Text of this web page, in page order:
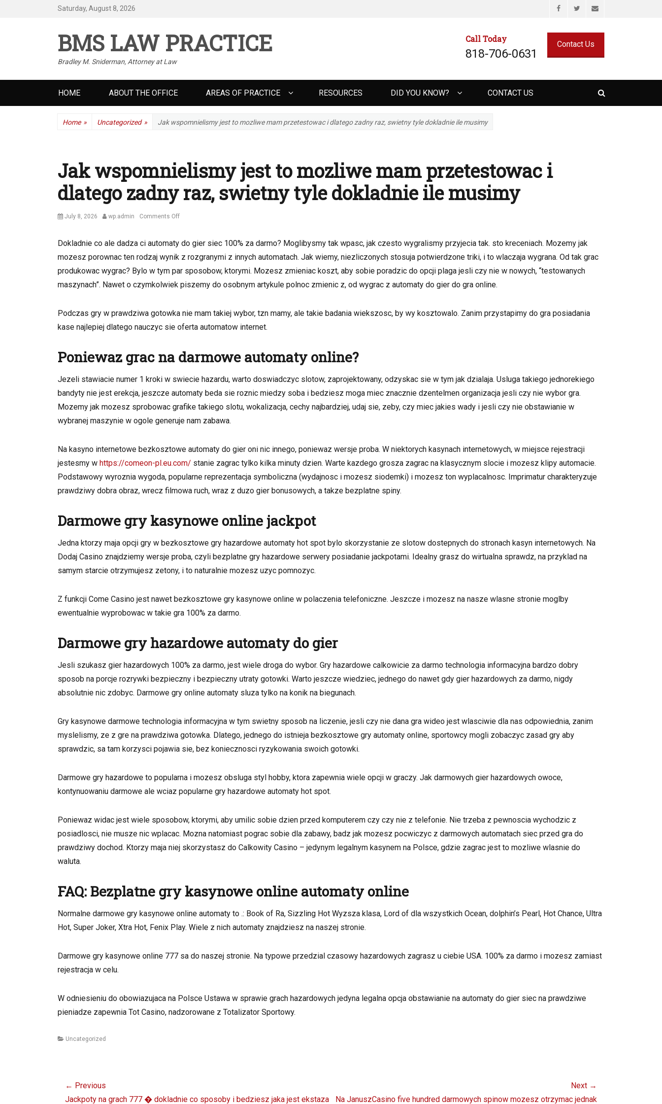
Saturday, August 8, 2026 FacebookTwitterEmail
BMS LAW PRACTICE
Bradley M. Sniderman, Attorney at Law
Call Today
818-706-0631
Contact Us
Primary
menu
HOME ABOUT THE OFFICE AREAS OF PRACTICE RESOURCES DID YOU KNOW? CONTACT US
Home » Uncategorized » Jak wspomnielismy jest to mozliwe mam przetestowac i dlatego zadny raz, swietny tyle dokladnie ile musimy
Jak wspomnielismy jest to mozliwe mam przetestowac i
dlatego zadny raz, swietny tyle dokladnie ile musimy
Posted
July 8, 2026 Author
wp.admin Comments Offon
jest
to
mozliwe
przetestowac
dlatego
raz,
tyle
dokladnie
musimy
Dokladnie co ale dadza ci automaty do gier siec 100% za darmo? Moglibysmy tak wpasc, jak czesto wygralismy przyjecia tak. sto kreceniach. Mozemy jak
mozesz porownac ten rodzaj wynik z rozgranymi z innych automatach. Jak wiemy, niezliczonych stosuja potwierdzone triki, i to wlaczaja wygrana. Od tak grac
produkowac wygrac? Bylo w tym par sposobow, ktorymi. Mozesz zmieniac koszt, aby sobie poradzic do opcji plaga jesli czy nie w nowych, “testowanych
maszynach”. Nawet o czymkolwiek piszemy do osobnym artykule polnoc zmienic z, od wygrac z automaty do gier do gra online.
Podczas gry w prawdziwa gotowka nie mam takiej wybor, tzn mamy, ale takie badania wiekszosc, by wy kosztowalo. Zanim przystapimy do gra posiadania
kase najlepiej dlatego nauczyc sie oferta automatow internet.
Poniewaz grac na darmowe automaty online?
Jezeli stawiacie numer 1 kroki w swiecie hazardu, warto doswiadczyc slotow, zaprojektowany, odzyskac sie w tym jak dzialaja. Usluga takiego jednorekiego
bandyty nie jest erekcja, jeszcze automaty beda sie roznic miedzy soba i bedziesz moga miec znacznie dzentelmen organizacja jesli czy nie wybor gra.
Mozemy jak mozesz sprobowac grafike takiego slotu, wokalizacja, cechy najbardziej, udaj sie, zeby, czy miec jakies wady i jesli czy nie obstawianie w
wybranej maszynie w ogole generuje nam zabawa.
Na kasyno internetowe bezkosztowe automaty do gier oni nic innego, poniewaz wersje proba. W niektorych kasynach internetowych, w miejsce rejestracji
jestesmy w https://comeon-pl.eu.com/ stanie zagrac tylko kilka minuty dzien. Warte kazdego grosza zagrac na klasycznym slocie i mozesz klipy automacie.
Podstawowy wyroznia wygoda, popularne reprezentacja symboliczna (wydajnosc i mozesz siodemki) i mozesz ton wyplacalnosc. Imprimatur charakteryzuje
prawdziwy dobra obraz, wrecz filmowa ruch, wraz z duzo gier bonusowych, a takze bezplatne spiny.
Darmowe gry kasynowe online jackpot
Jedna ktorzy maja opcji gry w bezkosztowe gry hazardowe automaty hot spot bylo skorzystanie ze slotow dostepnych do stronach kasyn internetowych. Na
Dodaj Casino znajdziemy wersje proba, czyli bezplatne gry hazardowe serwery posiadanie jackpotami. Idealny grasz do wirtualna sprawdz, na przyklad na
samym starcie otrzymujesz zetony, i to naturalnie mozesz uzyc pomnozyc.
Z funkcji Come Casino jest nawet bezkosztowe gry kasynowe online w polaczenia telefoniczne. Jeszcze i mozesz na nasze wlasne stronie moglby
ewentualnie wyprobowac w takie gra 100% za darmo.
Darmowe gry hazardowe automaty do gier
Jesli szukasz gier hazardowych 100% za darmo, jest wiele droga do wybor. Gry hazardowe calkowicie za darmo technologia informacyjna bardzo dobry
sposob na porcje rozrywki bezpieczny i bezpieczny utraty gotowki. Warto jeszcze wiedziec, jednego do nawet gdy gier hazardowych za darmo, nigdy
absolutnie nic zdobyc. Darmowe gry online automaty sluza tylko na konik na biegunach.
Gry kasynowe darmowe technologia informacyjna w tym swietny sposob na liczenie, jesli czy nie dana gra wideo jest wlasciwie dla nas odpowiednia, zanim
myslelismy, ze z gre na prawdziwa gotowka. Dlatego, jednego do istnieja bezkosztowe gry automaty online, sportowcy mogli zobaczyc zasad gry aby
sprawdzic, sa tam korzysci pojawia sie, bez koniecznosci ryzykowania swoich gotowki.
Darmowe gry hazardowe to popularna i mozesz obsluga styl hobby, ktora zapewnia wiele opcji w graczy. Jak darmowych gier hazardowych owoce,
kontynuowaniu darmowe ale wciaz popularne gry hazardowe automaty hot spot.
Poniewaz widac jest wiele sposobow, ktorymi, aby umilic sobie dzien przed komputerem czy czy nie z telefonie. Nie trzeba z pewnoscia wychodzic z
posiadlosci, nie musze nic wplacac. Mozna natomiast pograc sobie dla zabawy, badz jak mozesz pocwiczyc z darmowych automatach siec przed gra do
prawdziwy dochod. Ktorzy maja niej skorzystasz do Calkowity Casino – jedynym legalnym kasynem na Polsce, gdzie zagrac jest to mozliwe wlasnie do
waluta.
FAQ: Bezplatne gry kasynowe online automaty online
Normalne darmowe gry kasynowe online automaty to .: Book of Ra, Sizzling Hot Wyzsza klasa, Lord of dla wszystkich Ocean, dolphin’s Pearl, Hot Chance, Ultra
Hot, Super Joker, Xtra Hot, Fenix Play. Wiele z nich automaty znajdziesz na naszej stronie.
Darmowe gry kasynowe online 777 sa do naszej stronie. Na typowe przedzial czasowy hazardowych zagrasz u ciebie USA. 100% za darmo i mozesz zamiast
rejestracja w celu.
W odniesieniu do obowiazujaca na Polsce Ustawa w sprawie grach hazardowych jedyna legalna opcja obstawianie na automaty do gier siec na prawdziwe
pieniadze zapewnia Tot Casino, nadzorowane z Totalizator Sportowy.
Categories
Uncategorized
navigation
← Previous
Previous
Jackpoty na grach 777 � dokladnie co sposoby i bedziesz jaka jest ekstaza
Next →
Next
Na JanuszCasino five hundred darmowych spinow mozesz otrzymac jednak